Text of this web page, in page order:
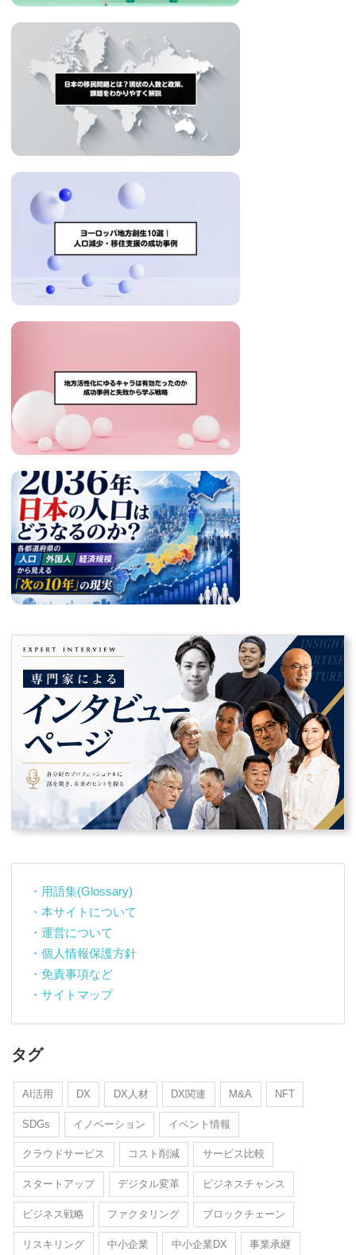
・用語集(Glossary)
・本サイトについて
・運営について
・個人情報保護方針
・免責事項など
・サイトマップ
タグ
AI活用 DX DX人材 DX関連 M&A NFT
SDGs イノベーション イベント情報
クラウドサービス コスト削減 サービス比較
スタートアップ デジタル変革 ビジネスチャンス
ビジネス戦略 ファクタリング ブロックチェーン
リスキリング 中小企業 中小企業DX 事業承継